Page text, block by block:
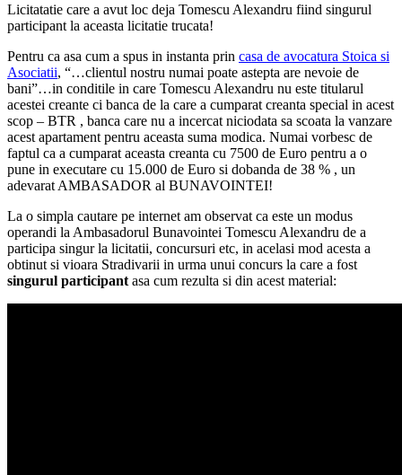
Licitatatie care a avut loc deja Tomescu Alexandru fiind singurul
participant la aceasta licitatie trucata!
Pentru ca asa cum a spus in instanta prin casa de avocatura Stoica si
Asociatii, “…clientul nostru numai poate astepta are nevoie de
bani”…in conditile in care Tomescu Alexandru nu este titularul
acestei creante ci banca de la care a cumparat creanta special in acest
scop – BTR , banca care nu a incercat niciodata sa scoata la vanzare
acest apartament pentru aceasta suma modica. Numai vorbesc de
faptul ca a cumparat aceasta creanta cu 7500 de Euro pentru a o
pune in executare cu 15.000 de Euro si dobanda de 38 % , un
adevarat AMBASADOR al BUNAVOINTEI!
La o simpla cautare pe internet am observat ca este un modus
operandi la Ambasadorul Bunavointei Tomescu Alexandru de a
participa singur la licitatii, concursuri etc, in acelasi mod acesta a
obtinut si vioara Stradivarii in urma unui concurs la care a fost
singurul participant asa cum rezulta si din acest material: